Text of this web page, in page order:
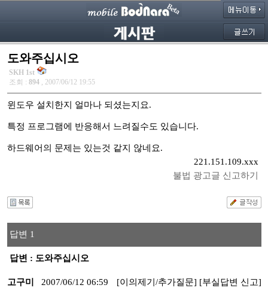
도와주십시오
SKH 1st
조회 : 894 , 2007/06/12 19:55
윈도우 설치한지 얼마나 되셨는지요.
특정 프로그램에 반응해서 느려질수도 있습니다.
하드웨어의 문제는 있는것 같지 않네요.
221.151.109.xxx
불법 광고글 신고하기
답변 1
답변 : 도와주십시오
고구미 2007/06/12 06:59 [이의제기/추가질문] [부실답변 신고]